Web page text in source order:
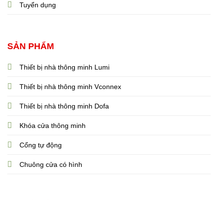
Tuyển dụng
SẢN PHẨM
Thiết bị nhà thông minh Lumi
Thiết bị nhà thông minh Vconnex
Thiết bị nhà thông minh Dofa
Khóa cửa thông minh
Cổng tự động
Chuông cửa có hình